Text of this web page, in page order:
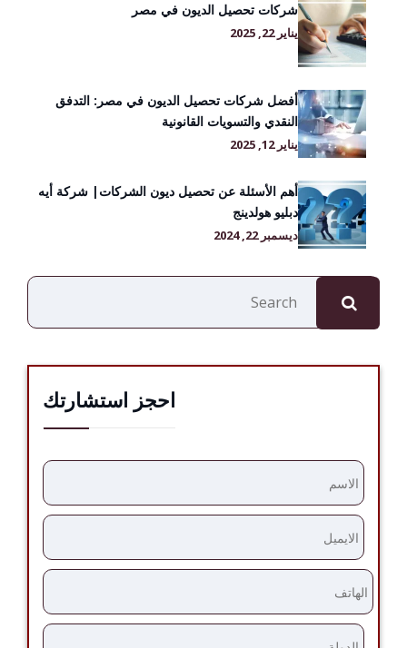
شركات تحصيل الديون في مصر
يناير 22, 2025
أفضل شركات تحصيل الديون في مصر: التدفق
النقدي والتسويات القانونية
يناير 12, 2025
أهم الأسئلة عن تحصيل ديون الشركات| شركة أيه
دبليو هولدينج
ديسمبر 22, 2024
البحث
احجز استشارتك